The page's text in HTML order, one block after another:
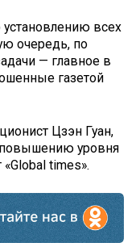
всех
очередь, по
— главное в
газетой
Цзэн Гуан,
повышению уровня
times».